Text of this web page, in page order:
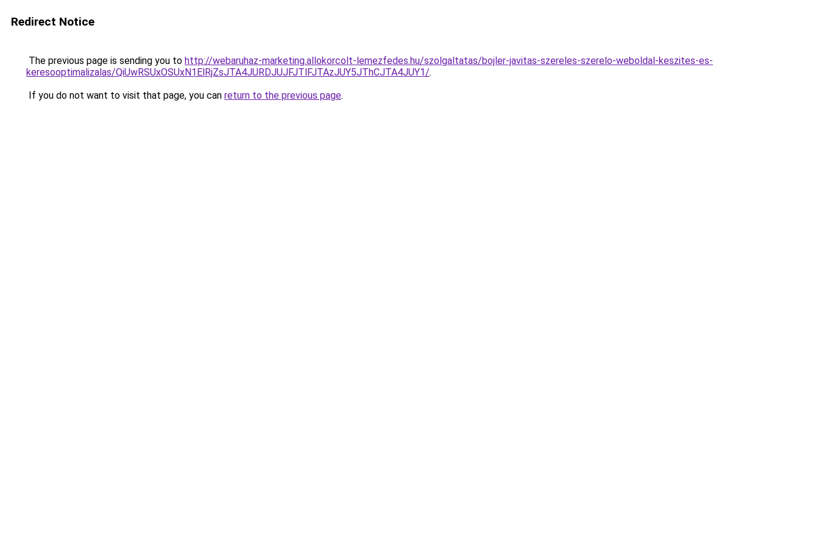
Redirect Notice
The previous page is sending you to http://webaruhaz-marketing.allokorcolt-lemezfedes.hu/szolgaltatas/bojler-javitas-szereles-szerelo-weboldal-keszites-es-
keresooptimalizalas/QiUwRSUxOSUxN1ElRjZsJTA4JURDJUJFJTlFJTAzJUY5JThCJTA4JUY1/.
If you do not want to visit that page, you can return to the previous page.